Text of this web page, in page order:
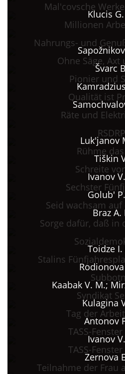
Mal'covsche
Klucis
Millionen
Nahrungs- und
Ohne Säge, Axt
Švarc
Pionier und
Qualität ist
Räte und
RSDRP
Luk'janov
Rühme
Tiškin
Schreite
Ivanov
Sechster
Golub'
Seid wachsam
Braz A.
Sorge dafür, daß in
Toidze I.
Stalins
Rodionova
Kaabak V. M.;
Syndikat
Kulagina
Tag der
Antonov
TASS-
Ivanov
TASS-
Zernova
Teilnahme der Frau